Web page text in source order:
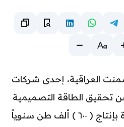
العراقية، إحدى شركات
تحقيق الطاقة التصميمية
في معمل سمنت البصرة بإنتاج ( ٦٠٠ ) ألف طن سنوياً